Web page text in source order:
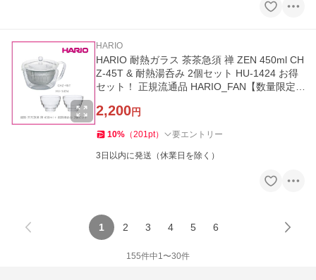
HARIO
HARIO 耐熱ガラス 茶茶急須 禅 ZEN 450ml CH
Z-45T & 耐熱湯呑み 2個セット HU-1424 お得
セット！ 正規流通品 HARIO_FAN【数量限定
2,200円
10% （201pt） 要エントリー
3日以内に発送（休業日を除く）
1 2 3 4 5 6
155件中1〜30件